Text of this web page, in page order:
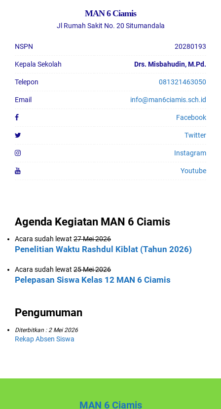
MAN 6 Ciamis
Jl Rumah Sakit No. 20 Situmandala
NSPN 20280193
Kepala Sekolah Drs. Misbahudin, M.Pd.
Telepon 081321463050
Email info@man6ciamis.sch.id
Facebook
Twitter
Instagram
Youtube
Agenda Kegiatan MAN 6 Ciamis
Acara sudah lewat 27 Mei 2026
Penelitian Waktu Rashdul Kiblat (Tahun 2026)
Acara sudah lewat 25 Mei 2026
Pelepasan Siswa Kelas 12 MAN 6 Ciamis
Pengumuman
Diterbitkan :2 Mei 2026
Rekap Absen Siswa
MAN 6 Ciamis